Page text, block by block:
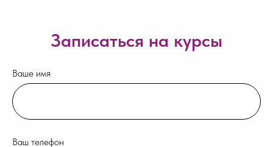
Записаться на курсы
Ваше имя
Ваш телефон